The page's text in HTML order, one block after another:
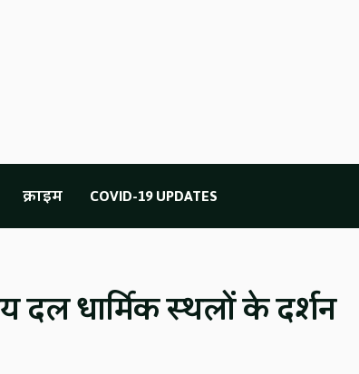
क्राइम COVID-19 UPDATES
दल धार्मिक स्थलों के दर्शन